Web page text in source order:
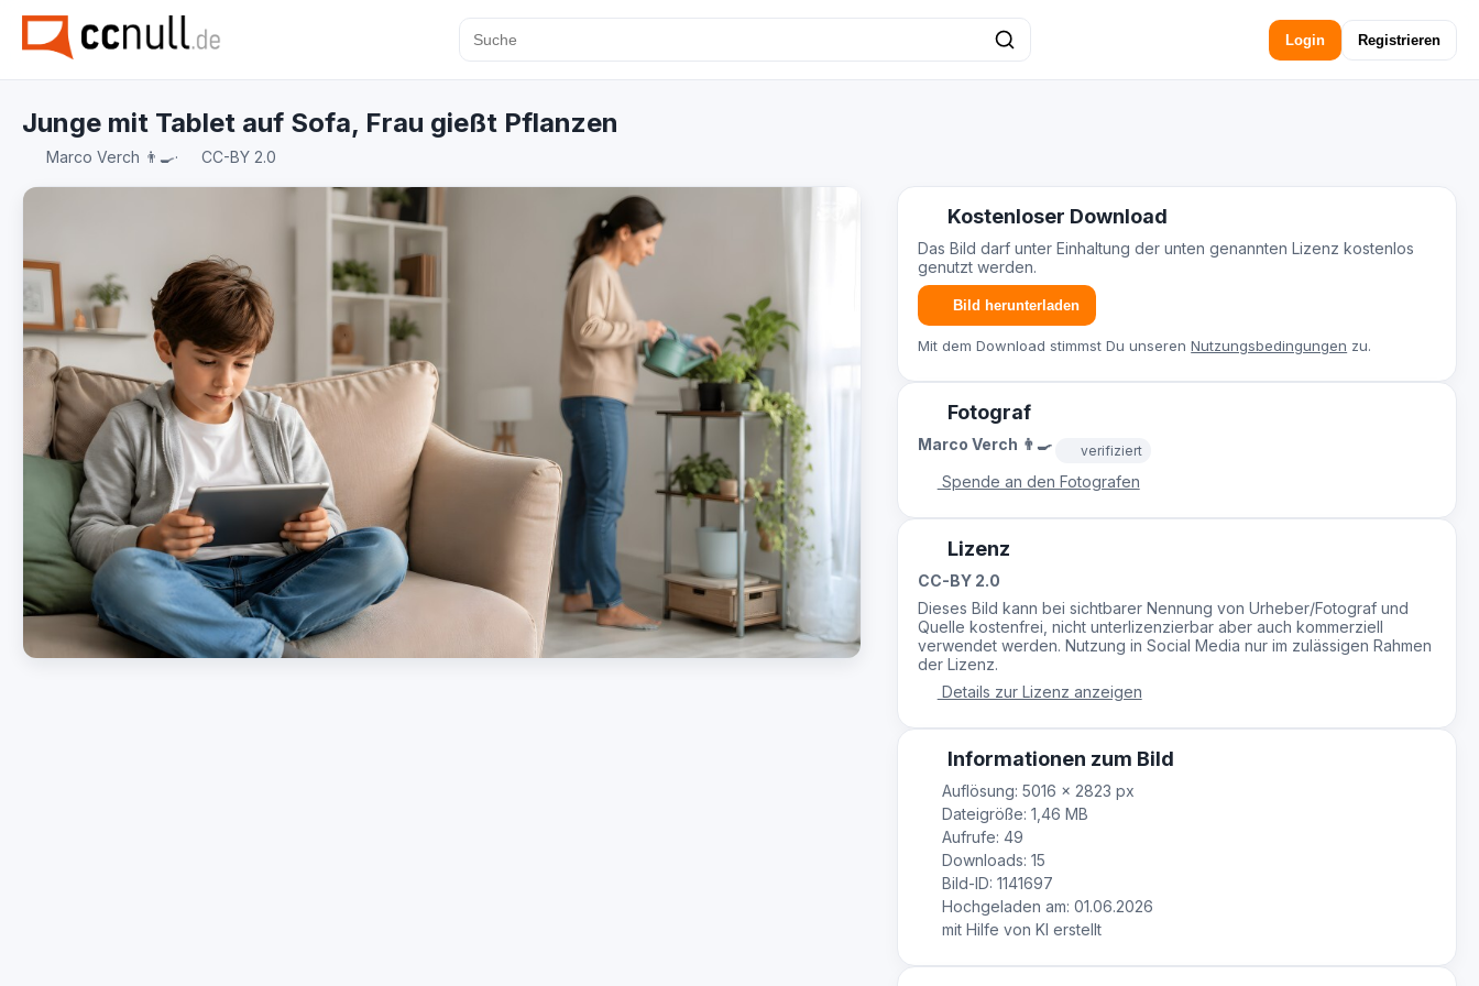
Login Registrieren
Junge mit Tablet auf Sofa, Frau gießt Pflanzen
Marco Verch 👨‍🍳· CC-BY 2.0
Kostenloser Download
Das Bild darf unter Einhaltung der unten genannten Lizenz kostenlos
genutzt werden.
Bild herunterladen
Mit dem Download stimmst Du unserenNutzungsbedingungen zu.
Fotograf
Marco Verch 👨‍🍳 verifiziert
Spende an den Fotografen
Lizenz
CC-BY 2.0
Dieses Bild kann bei sichtbarer Nennung von Urheber/Fotograf und
Quelle kostenfrei, nicht unterlizenzierbar aber auch kommerziell
verwendet werden. Nutzung in Social Media nur im zulässigen Rahmen
der Lizenz.
Details zur Lizenz anzeigen
Informationen zum Bild
Auflösung: 5016 × 2823 px
Dateigröße: 1,46 MB
Aufrufe: 49
Downloads: 15
Bild-ID: 1141697
Hochgeladen am: 01.06.2026
mit Hilfe von KI erstellt